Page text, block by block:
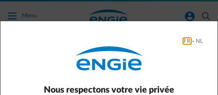
Accéder au contenu principal
Menu normal-account-circle search
Puis-je désactiver la méthode de sécurité
supplémentaire une fois qu’elle est activée?
FR - NL
Nous respectons votre vie privée